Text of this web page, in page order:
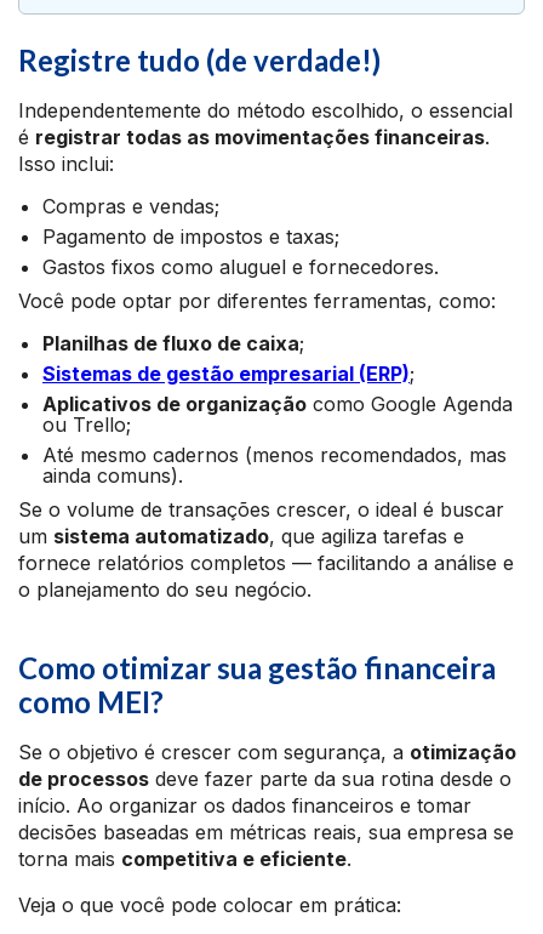
Registre tudo (de verdade!)
Independentemente do método escolhido, o essencial
é registrar todas as movimentações financeiras.
Isso inclui:
Compras e vendas;
Pagamento de impostos e taxas;
Gastos fixos como aluguel e fornecedores.
Você pode optar por diferentes ferramentas, como:
Planilhas de fluxo de caixa;
Sistemas de gestão empresarial (ERP);
Aplicativos de organização como Google Agenda
ou Trello;
Até mesmo cadernos (menos recomendados, mas
ainda comuns).
Se o volume de transações crescer, o ideal é buscar
um sistema automatizado, que agiliza tarefas e
fornece relatórios completos — facilitando a análise e
o planejamento do seu negócio.
Como otimizar sua gestão financeira
como MEI?
Se o objetivo é crescer com segurança, a otimização
de processos deve fazer parte da sua rotina desde o
início. Ao organizar os dados financeiros e tomar
decisões baseadas em métricas reais, sua empresa se
torna mais competitiva e eficiente.
Veja o que você pode colocar em prática: